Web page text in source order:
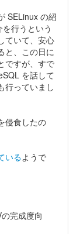
SELinux の紹
行うという
ていて、安心
と、この日に
ですが、すで
を話して
行っていまし
侵食したの
いるようで
完成度向